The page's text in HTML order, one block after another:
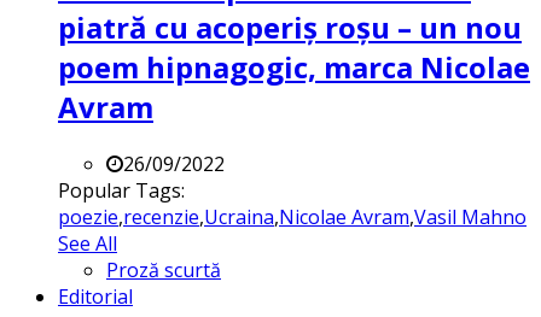
piatră cu acoperiș roșu – un nou
poem hipnagogic, marca Nicolae
Avram
26/09/2022
Popular Tags:
poezie,recenzie,Ucraina,Nicolae Avram,Vasil Mahno
See All
Proză scurtă
Editorial